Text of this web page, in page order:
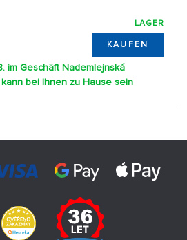
LAGER
KAUFEN
im Geschäft Nademlejnská
kann bei Ihnen zu Hause sein